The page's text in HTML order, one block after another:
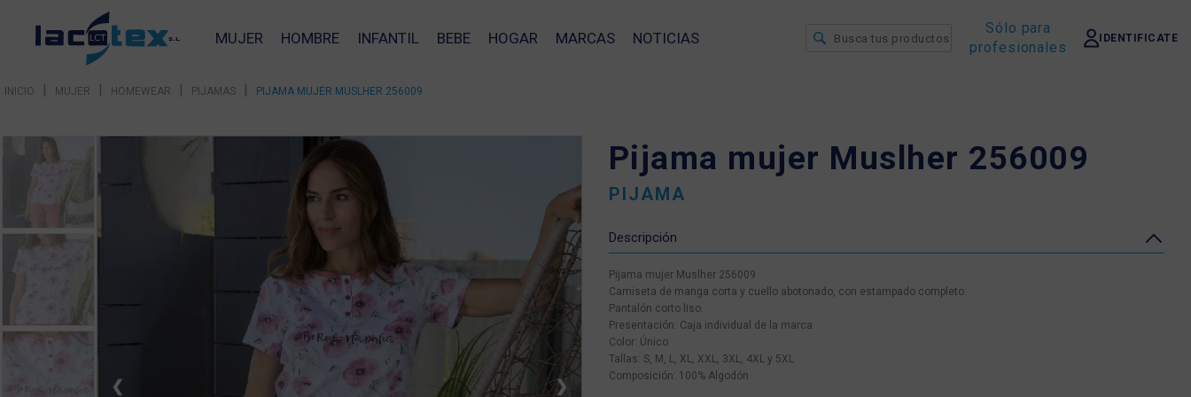
MUJER HOMBRE INFANTIL BEBE HOGAR MARCAS NOTICIAS
Sólo para
profesionales
IDENTIFICATE
INICIO | MUJER | HOMEWEAR | PIJAMAS | PIJAMA MUJER MUSLHER 256009
❮ ❯
Pijama mujer Muslher 256009
PIJAMA
Descripción
Pijama mujer Muslher 256009
Camiseta de manga corta y cuello abotonado, con estampado completo.
Pantalón corto liso.
Presentación: Caja individual de la marca
Color: Único
Tallas: S, M, L, XL, XXL, 3XL, 4XL y 5XL
Composición: 100% Algodón